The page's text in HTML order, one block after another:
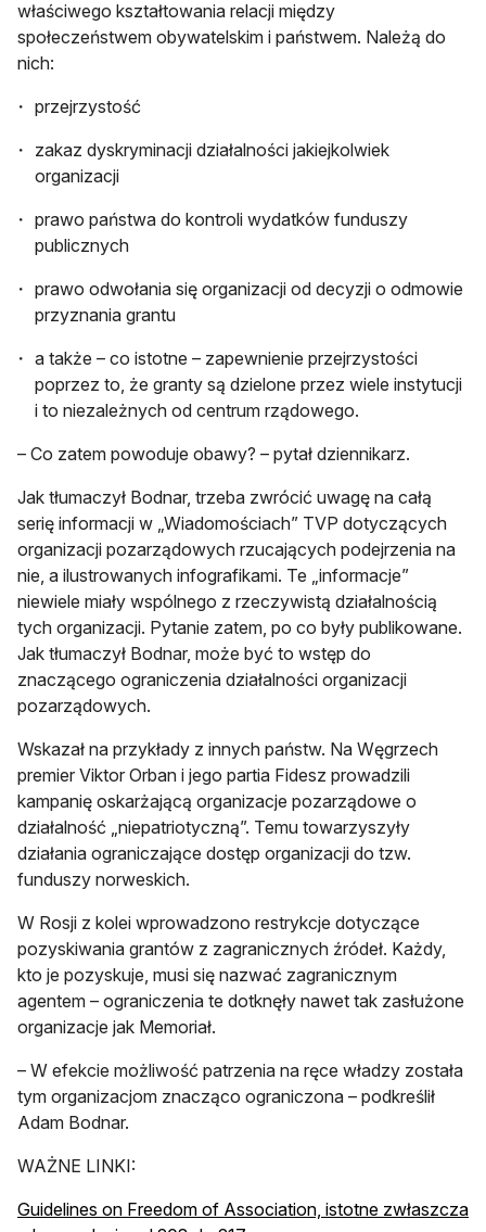
właściwego kształtowania relacji między
społeczeństwem obywatelskim i państwem. Należą do
nich:
przejrzystość
zakaz dyskryminacji działalności jakiejkolwiek
organizacji
prawo państwa do kontroli wydatków funduszy
publicznych
prawo odwołania się organizacji od decyzji o odmowie
przyznania grantu
a także – co istotne – zapewnienie przejrzystości
poprzez to, że granty są dzielone przez wiele instytucji
i to niezależnych od centrum rządowego.
– Co zatem powoduje obawy? – pytał dziennikarz.
Jak tłumaczył Bodnar, trzeba zwrócić uwagę na całą
serię informacji w „Wiadomościach” TVP dotyczących
organizacji pozarządowych rzucających podejrzenia na
nie, a ilustrowanych infografikami. Te „informacje”
niewiele miały wspólnego z rzeczywistą działalnością
tych organizacji. Pytanie zatem, po co były publikowane.
Jak tłumaczył Bodnar, może być to wstęp do
znaczącego ograniczenia działalności organizacji
pozarządowych.
Wskazał na przykłady z innych państw. Na Węgrzech
premier Viktor Orban i jego partia Fidesz prowadzili
kampanię oskarżającą organizacje pozarządowe o
działalność „niepatriotyczną”. Temu towarzyszyły
działania ograniczające dostęp organizacji do tzw.
funduszy norweskich.
W Rosji z kolei wprowadzono restrykcje dotyczące
pozyskiwania grantów z zagranicznych źródeł. Każdy,
kto je pozyskuje, musi się nazwać zagranicznym
agentem – ograniczenia te dotknęły nawet tak zasłużone
organizacje jak Memoriał.
– W efekcie możliwość patrzenia na ręce władzy została
tym organizacjom znacząco ograniczona – podkreślił
Adam Bodnar.
WAŻNE LINKI:
Guidelines on Freedom of Association, istotne zwłaszcza